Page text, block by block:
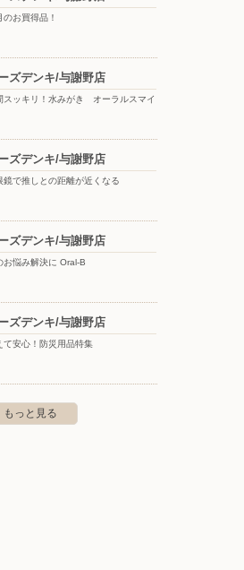
のお買得品！
ズデンキ/与謝野店
スッキリ！水みがき オーラルスマイ
ズデンキ/与謝野店
鏡で推しとの距離が近くなる
ズデンキ/与謝野店
お悩み解決に Oral-B
ズデンキ/与謝野店
て安心！防災用品特集
もっと見る